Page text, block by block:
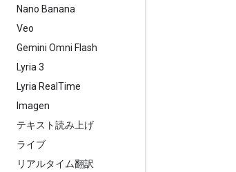
Nano Banana
Veo
Gemini Omni Flash
Lyria 3
Lyria Real Time
Imagen
テキスト読み上げ
ライブ
リアルタイム翻訳